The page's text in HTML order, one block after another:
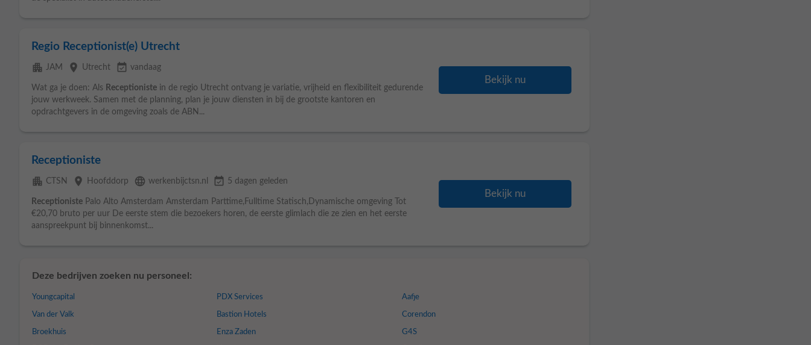
Regio Receptionist(e) Utrecht
apartment JAM place Utrecht event_available vandaag
Wat ga je doen: Als Receptioniste in de regio Utrecht ontvang je variatie, vrijheid en flexibiliteit gedurende
jouw werkweek. Samen met de planning, plan je jouw diensten in bij de grootste kantoren en
opdrachtgevers in de omgeving zoals de ABN...
Bekijk nu
Receptioniste
apartment CTSN place Hoofddorp language werkenbijctsn.nl event_available 5 dagen geleden
Receptioniste Palo Alto Amsterdam Amsterdam Parttime,Fulltime Statisch,Dynamische omgeving Tot
€20,70 bruto per uur De eerste stem die bezoekers horen, de eerste glimlach die ze zien en het eerste
aanspreekpunt bij binnenkomst...
Bekijk nu
Deze bedrijven zoeken nu personeel:
Youngcapital
Van der Valk
Broekhuis
PDX Services
Bastion Hotels
Enza Zaden
Aafje
Corendon
G4S